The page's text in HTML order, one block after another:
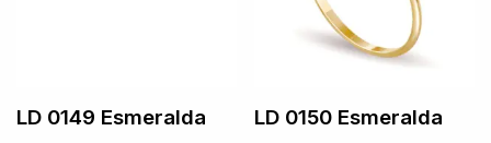
LD 0149 Esmeralda LD 0150 Esmeralda